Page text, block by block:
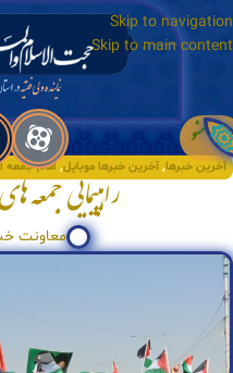
Skip to navigation
Skip to main content
منو
آخرین خبرها, آخرین خبرها موبایل,امام جمعهراهپیماییمعاونت